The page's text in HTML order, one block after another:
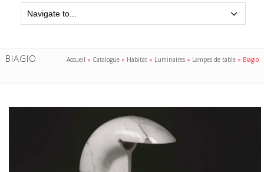
BIAGIO Accueil » Catalogue » Habitat » Luminaires » Lampes de table » Biagio